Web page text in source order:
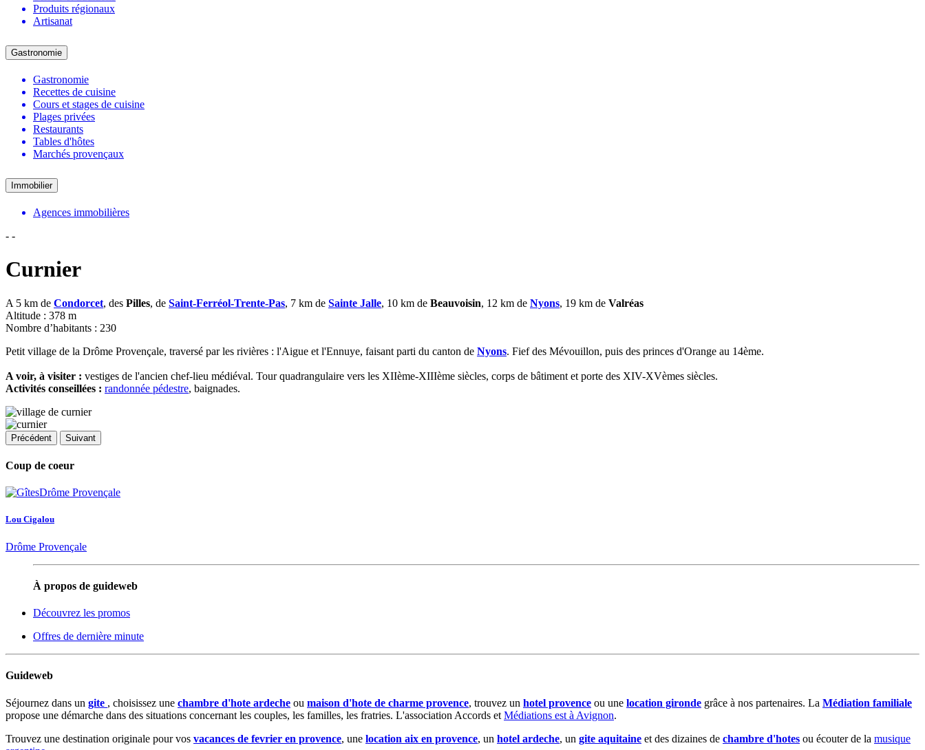
Produits régionaux
Artisanat
Gastronomie
Gastronomie
Recettes de cuisine
Cours et stages de cuisine
Plages privées
Restaurants
Tables d'hôtes
Marchés provençaux
Immobilier
Agences immobilières
- -
Curnier
A 5 km de Condorcet, des Pilles, de Saint-Ferréol-Trente-Pas, 7 km de Sainte Jalle, 10 km de Beauvoisin, 12 km de Nyons, 19 km de Valréas
Altitude : 378 m
Nombre d’habitants : 230
Petit village de la Drôme Provençale, traversé par les rivières : l'Aigue et l'Ennuye, faisant parti du canton de Nyons. Fief des Mévouillon, puis des princes d'Orange au 14ème.
A voir, à visiter : vestiges de l'ancien chef-lieu médiéval. Tour quadrangulaire vers les XIIème-XIIIème siècles, corps de bâtiment et porte des XIV-XVèmes siècles.
Activités conseillées : randonnée pédestre, baignades.
Précédent Suivant
Coup de coeur
Lou Cigalou
Drôme Provençale
À propos de guideweb
Découvrez les promos
Offres de dernière minute
Guideweb
Séjournez dans un gite , choisissez une chambre d'hote ardeche ou maison d'hote de charme provence, trouvez un hotel provence ou une location gironde grâce à nos partenaires. La Médiation familiale
propose une démarche dans des situations concernant les couples, les familles, les fratries. L'association Accords et Médiations est à Avignon.
Trouvez une destination originale pour vos vacances de fevrier en provence, une location aix en provence, un hotel ardeche, un gite aquitaine et des dizaines de chambre d'hotes ou écouter de la musique